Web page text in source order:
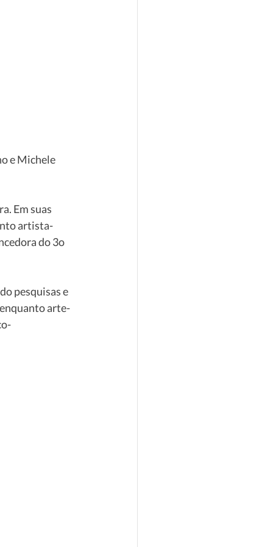
e Michele
Em suas
artista-
do 3o
pesquisas e
arte-